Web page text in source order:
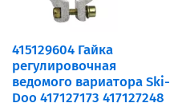
415129604 Гайка
регулировочная
ведомого вариатора Ski-
Doo 417127173 417127248